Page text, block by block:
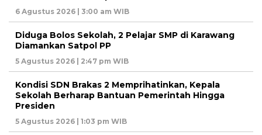
6 Agustus 2026 | 3:00 am WIB
Diduga Bolos Sekolah, 2 Pelajar SMP di Karawang
Diamankan Satpol PP
5 Agustus 2026 | 2:47 pm WIB
Kondisi SDN Brakas 2 Memprihatinkan, Kepala
Sekolah Berharap Bantuan Pemerintah Hingga
Presiden
5 Agustus 2026 | 1:03 pm WIB